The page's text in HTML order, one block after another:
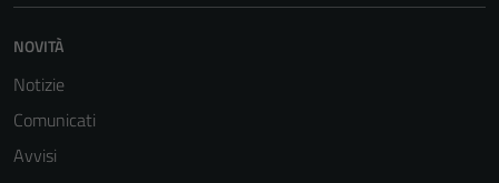
NOVITÀ
Notizie
Comunicati
Avvisi
Tecnici